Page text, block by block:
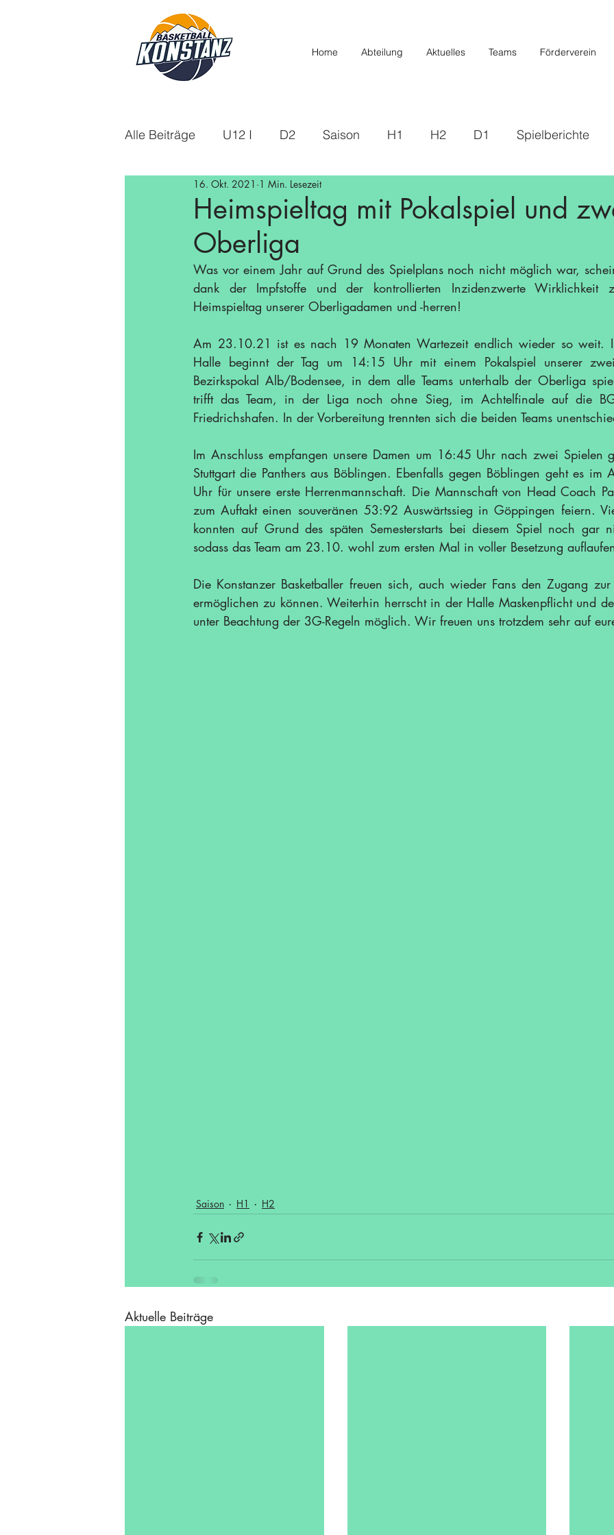
Home Abteilung Aktuelles Teams Förderverein
Alle Beiträge U12 I D2 Saison H1 H2 D1 Spielberichte
U14 Aktuelles
Saison 21/22
Saison 24/25 Saison 25/26
Heimspieltag mit Pokalspiel und
Oberliga
16. Okt. 2021 1 Min. Lesezeit
Was vor einem Jahr auf Grund des Spielplans noch nicht möglich war,
dank der Impfstoffe und der kontrollierten Inzidenzwerte Wirklichkeit
Heimspieltag unserer Oberligadamen und -herren!
Am 23.10.21 ist es nach 19 Monaten Wartezeit endlich wieder so weit.
Halle beginnt der Tag um 14:15 Uhr mit einem Pokalspiel unserer
Bezirkspokal Alb/Bodensee, in dem alle Teams unterhalb der Oberliga
trifft das Team, in der Liga noch ohne Sieg, im Achtelfinale auf die
Friedrichshafen. In der Vorbereitung trennten sich die beiden Teams
Im Anschluss empfangen unsere Damen um 16:45 Uhr nach zwei Spielen
Stuttgart die Panthers aus Böblingen. Ebenfalls gegen Böblingen geht es im
Uhr für unsere erste Herrenmannschaft. Die Mannschaft von Head Coach
zum Auftakt einen souveränen 53:92 Auswärtssieg in Göppingen feiern.
konnten auf Grund des späten Semesterstarts bei diesem Spiel noch gar
sodass das Team am 23.10. wohl zum ersten Mal in voller Besetzung
Die Konstanzer Basketballer freuen sich, auch wieder Fans den Zugang zur
ermöglichen zu können. Weiterhin herrscht in der Halle Maskenpflicht und
unter Beachtung der 3G-Regeln möglich. Wir freuen uns trotzdem sehr auf
Saison H1 H2
Aktuelle Beiträge